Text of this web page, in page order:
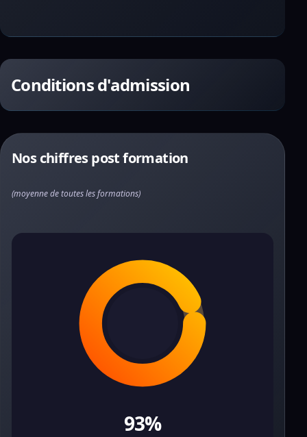
Conditions d'admission
Nos chiffres post formation
(moyenne de toutes les formations)
93%